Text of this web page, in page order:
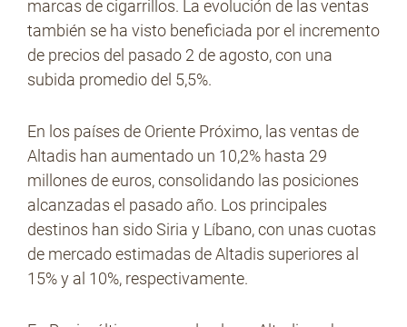
marcas de cigarrillos. La evolución de las ventas
también se ha visto beneficiada por el incremento
de precios del pasado 2 de agosto, con una
subida promedio del 5,5%.
En los países de Oriente Próximo, las ventas de
Altadis han aumentado un 10,2% hasta 29
millones de euros, consolidando las posiciones
alcanzadas el pasado año. Los principales
destinos han sido Siria y Líbano, con unas cuotas
de mercado estimadas de Altadis superiores al
15% y al 10%, respectivamente.